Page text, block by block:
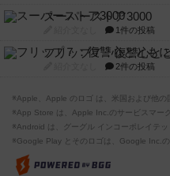
スーパーストア3000
1件の投稿
フリップ７：復讐心と
2件の投稿
※Apple、Apple のロゴ は、米国および他の
※App Store は、Apple Inc.のサービスマーク
※Android は、グーグル インコーポレイテッ
※Google Play とそのロゴは、Google Inc.の